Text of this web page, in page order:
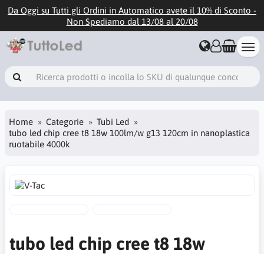
Da Oggi su Tutti gli Ordini in Automatico avete il 10% di Sconto -
Non Spediamo dal 13/08 al 20/08
Home Categorie
Tubi Led
tubo led chip cree t8 18w 100lm/w g13 120cm in nanoplastica
ruotabile 4000k
tubo led chip cree t8 18w